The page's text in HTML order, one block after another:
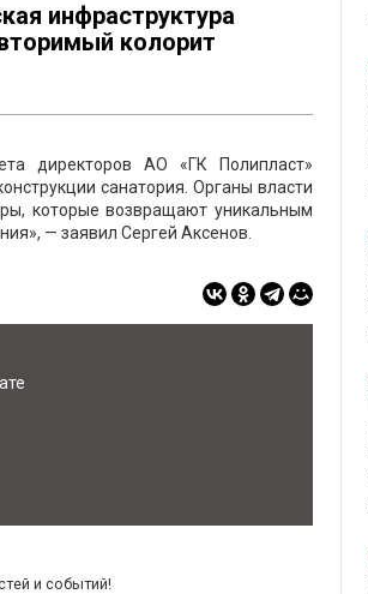
инфраструктура
колорит
директоров АО «ГК Полипласт»
санатория. Органы власти
которые возвращают уникальным
— заявил Сергей Аксенов.
и событий!